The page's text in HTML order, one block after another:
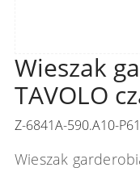
Wieszak
TAVOLO
Z-6841A-590.A10-P61
Wieszak